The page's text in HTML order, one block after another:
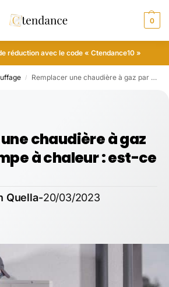
0
réduction avec le code « Ctendance10 »
/ Remplacer une chaudière à gaz par une pompe à chaleur : est-ce rentable ?
chaudière à gaz
à chaleur : est-ce
Quella-20/03/2023